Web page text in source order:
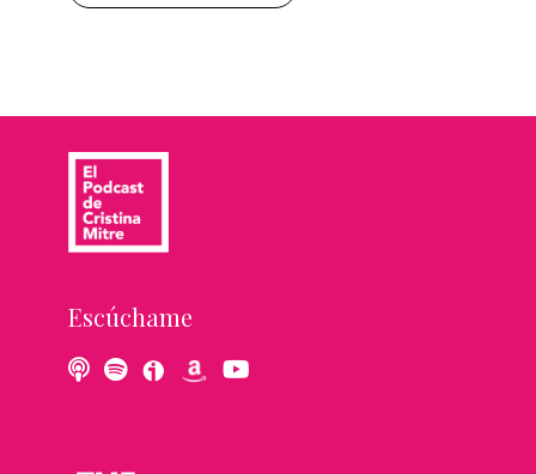
Escúchame